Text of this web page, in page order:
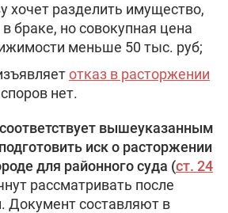
хочет разделить имущество,
браке, но совокупная цена
меньше 50 тыс. руб;
отказ в расторжении
нет.
вышеуказанным
иск о расторжении
для районного суда (ст. 24
рассматривать после
Документ составляют в